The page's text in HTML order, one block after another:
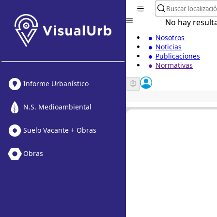
Informe Urbanístico
N.S. Medioambiental
Suelo Vacante + Obras
Obras
No hay
Nosotros
Noticias
Publicaciones
Normativas